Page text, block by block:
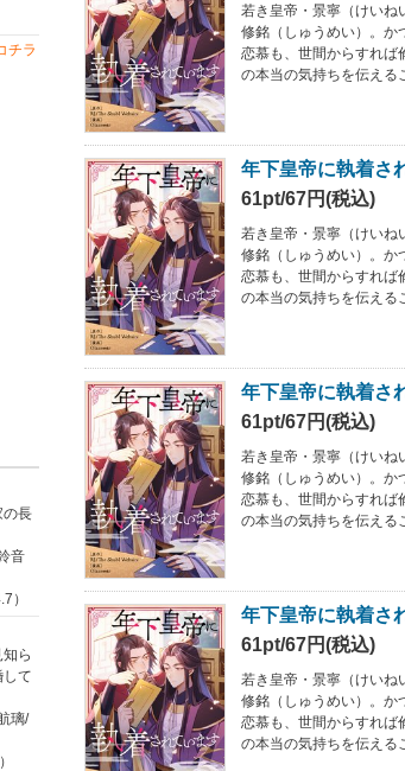
チラ
の長
音
）
知ら
て
璃/
若き皇帝・景寧（けいね
修銘（しゅうめい）。か
恋慕も、世間からすれば
の本当の気持ちを伝える
年下皇帝に執着さ
61pt/67円(税込)
若き皇帝・景寧（けいね
修銘（しゅうめい）。か
恋慕も、世間からすれば
の本当の気持ちを伝える
年下皇帝に執着さ
61pt/67円(税込)
若き皇帝・景寧（けいね
修銘（しゅうめい）。か
恋慕も、世間からすれば
の本当の気持ちを伝える
年下皇帝に執着さ
61pt/67円(税込)
若き皇帝・景寧（けいね
修銘（しゅうめい）。か
恋慕も、世間からすれば
の本当の気持ちを伝える